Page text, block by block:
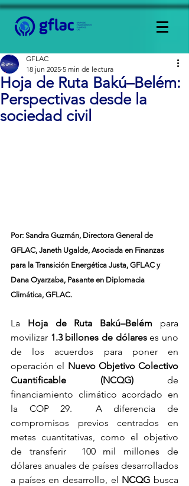
Hoja de Ruta Bakú–Belém:
Perspectivas desde la
sociedad civil
GFLAC
18 jun 2025 5 min de lectura
Por: Sandra Guzmán, Directora General de
GFLAC, Janeth Ugalde, Asociada en Finanzas
para la Transición Energética Justa, GFLAC y
Dana Oyarzaba, Pasante en Diplomacia
Climática, GFLAC.
La Hoja de Ruta Bakú–Belém para
movilizar 1.3 billones de dólares es uno
de los acuerdos para poner en
operación el Nuevo Objetivo Colectivo
Cuantificable (NCQG) de
financiamiento climático acordado en
la COP 29.  A diferencia de
compromisos previos centrados en
metas cuantitativas, como el objetivo
de transferir  100 mil millones de
dólares anuales de países desarrollados
a países en desarrollo, el NCQG busca